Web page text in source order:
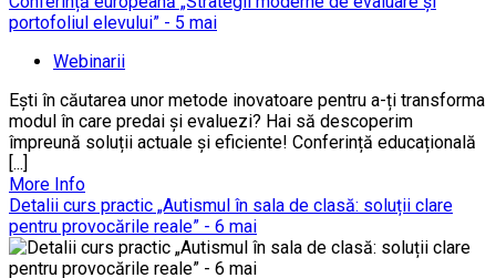
portofoliul elevului” - 5 mai
Webinarii
Ești în căutarea unor metode inovatoare pentru a-ți transforma
modul în care predai și evaluezi? Hai să descoperim
împreună soluții actuale și eficiente! Conferință educațională
[...]
More Info
Detalii curs practic „Autismul în sala de clasă: soluții clare
pentru provocările reale” - 6 mai